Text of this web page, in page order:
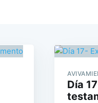
Día